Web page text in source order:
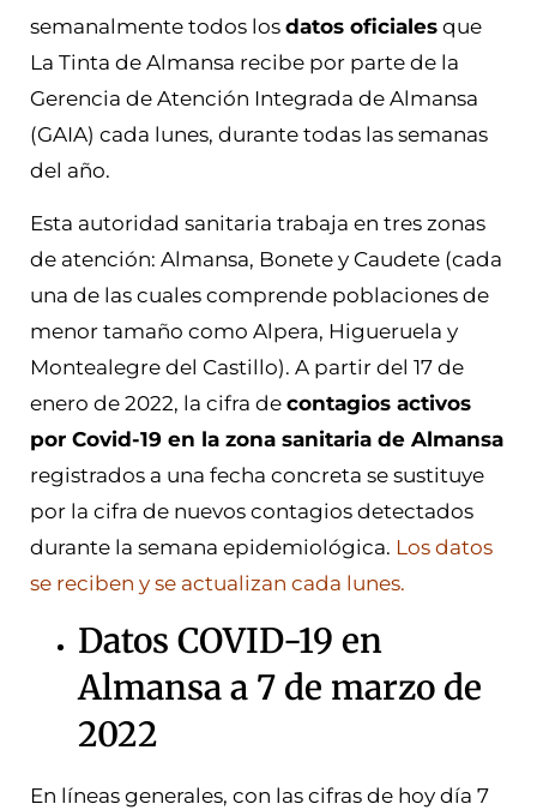
semanalmente todos los datos oficiales que
La Tinta de Almansa recibe por parte de la
Gerencia de Atención Integrada de Almansa
(GAIA) cada lunes, durante todas las semanas
del año.
Esta autoridad sanitaria trabaja en tres zonas
de atención: Almansa, Bonete y Caudete (cada
una de las cuales comprende poblaciones de
menor tamaño como Alpera, Higueruela y
Montealegre del Castillo). A partir del 17 de
enero de 2022, la cifra de contagios activos
por Covid-19 en la zona sanitaria de Almansa
registrados a una fecha concreta se sustituye
por la cifra de nuevos contagios detectados
durante la semana epidemiológica. Los datos
se reciben y se actualizan cada lunes.
Datos COVID-19 en
Almansa a 7 de marzo de
2022
En líneas generales, con las cifras de hoy día 7